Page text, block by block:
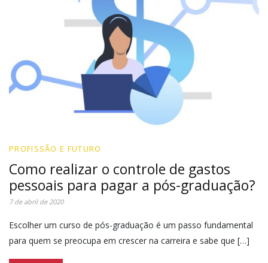
PROFISSÃO E FUTURO
Como realizar o controle de gastos
pessoais para pagar a pós-graduação?
7 de abril de 2020
Escolher um curso de pós-graduação é um passo fundamental
para quem se preocupa em crescer na carreira e sabe que […]